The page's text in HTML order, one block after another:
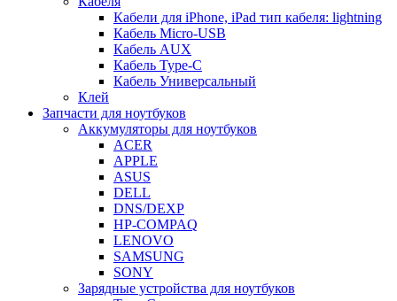
Кабели для iPhone, iPad тип кабеля: lightning
Кабель Micro-USB
Кабель AUX
Кабель Type-C
Кабель Универсальный
Клей
Запчасти для ноутбуков
Аккумуляторы для ноутбуков
ACER
APPLE
ASUS
DELL
DNS/DEXP
HP-COMPAQ
LENOVO
SAMSUNG
SONY
Зарядные устройства для ноутбуков